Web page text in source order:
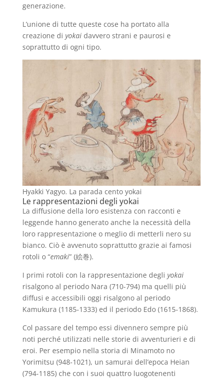
generazione.
L’unione di tutte queste cose ha portato alla
creazione di yokaidavvero strani e paurosi e
soprattutto di ogni tipo.
Hyakki Yagyo. La parada cento yokai
Le rappresentazioni degli yokai
La diffusione della loro esistenza con racconti e
leggende hanno generato anche la necessità della
loro rappresentazione o meglio di metterli nero su
bianco. Ciò è avvenuto soprattutto grazie ai famosi
rotoli o “emaki” (絵巻).
I primi rotoli con la rappresentazione degli yokai
risalgono al periodo Nara (710-794) ma quelli più
diffusi e accessibili oggi risalgono al periodo
Kamukura (1185-1333) ed il periodo Edo (1615-1868).
Col passare del tempo essi divennero sempre più
noti perché utilizzati nelle storie di avventurieri e di
eroi. Per esempio nella storia di Minamoto no
Yorimitsu (948-1021), un samurai dell’epoca Heian
(794-1185) che con i suoi quattro luogotenenti